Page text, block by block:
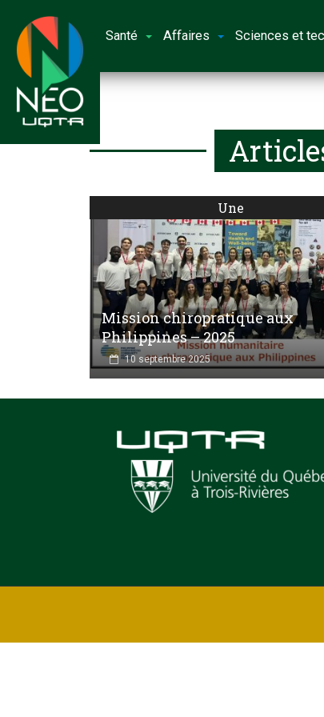
Santé Affaires Sciences et
Une
Mission chiropratique aux
Philippines – 2025
10 septembre 2025